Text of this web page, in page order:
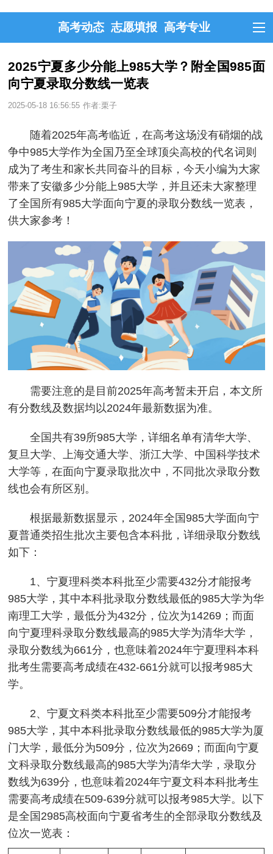
高考动态 志愿填报 高考专业
2025宁夏多少分能上985大学？附全国985面
向宁夏录取分数线一览表
2025-05-18 16:56:55 作者:栗子
随着2025年高考临近，在高考这场没有硝烟的战
争中985大学作为全国乃至全球顶尖高校的代名词则
成为了考生和家长共同奋斗的目标，今天小编为大家
带来了安徽多少分能上985大学，并且还未大家整理
了全国所有985大学面向宁夏的录取分数线一览表，
供大家参考！
需要注意的是目前2025年高考暂未开启，本文所
有分数线及数据均以2024年最新数据为准。
全国共有39所985大学，详细名单有清华大学、
复旦大学、上海交通大学、浙江大学、中国科学技术
大学等，在面向宁夏录取批次中，不同批次录取分数
线也会有所区别。
根据最新数据显示，2024年全国985大学面向宁
夏普通类招生批次主要包含本科批，详细录取分数线
如下：
1、宁夏理科类本科批至少需要432分才能报考
985大学，其中本科批录取分数线最低的985大学为华
南理工大学，最低分为432分，位次为14269；而面
向宁夏理科录取分数线最高的985大学为清华大学，
录取分数线为661分，也意味着2024年宁夏理科本科
批考生需要高考成绩在432-661分就可以报考985大
学。
2、宁夏文科类本科批至少需要509分才能报考
985大学，其中本科批录取分数线最低的985大学为厦
门大学，最低分为509分，位次为2669；而面向宁夏
文科录取分数线最高的985大学为清华大学，录取分
数线为639分，也意味着2024年宁夏文科本科批考生
需要高考成绩在509-639分就可以报考985大学。以下
是全国2985高校面向宁夏省考生的全部录取分数线及
位次一览表：